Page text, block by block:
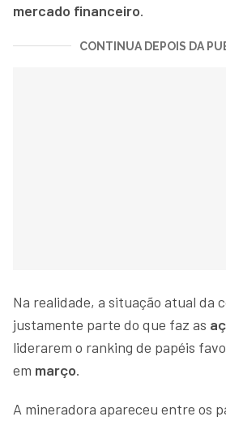
mercado financeiro.
CONTINUA DEPOIS DA
Na realidade, a situação atual da
justamente parte do que faz as
liderarem o ranking de papéis
em março.
A mineradora apareceu entre os